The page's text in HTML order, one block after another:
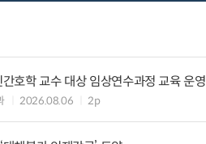
호학 교수 대상 임상연수과정 교육 운영
2026.08.06 2p